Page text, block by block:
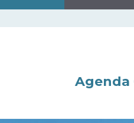
Agenda